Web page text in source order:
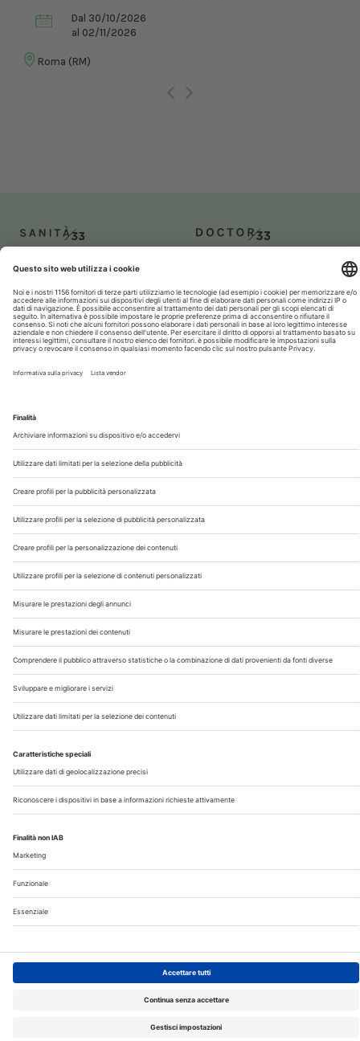
Dal 30/10/2026
al 02/11/2026
Roma (RM)
Chi Siamo
Privacy
©2026 Edra S.p.a | www.edraspa.it | P.iva 08056040960
20134 Milano (Italy)
5/05/2022